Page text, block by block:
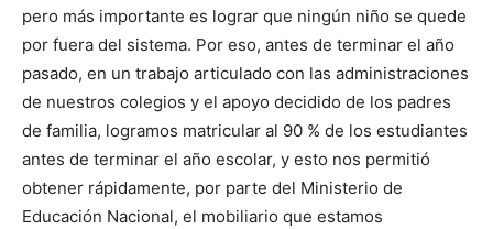
pero más importante es lograr que ningún niño se quede
por fuera del sistema. Por eso, antes de terminar el año
pasado, en un trabajo articulado con las administraciones
de nuestros colegios y el apoyo decidido de los padres
de familia, logramos matricular al 90 % de los estudiantes
antes de terminar el año escolar, y esto nos permitió
obtener rápidamente, por parte del Ministerio de
Educación Nacional, el mobiliario que estamos